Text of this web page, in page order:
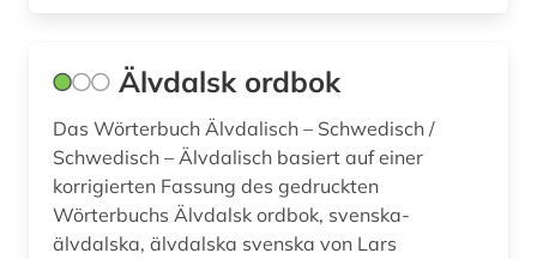
finnlandschwedisch (7)
finnmark (1)
finnougristik (11)
Älvdalsk ordbok
Das Wörterbuch Älvdalisch – Schwedisch /
Schwedisch – Älvdalisch basiert auf einer
korrigierten Fassung des gedruckten
Wörterbuchs Älvdalsk ordbok, svenska-
älvdalska, älvdalska svenska von Lars